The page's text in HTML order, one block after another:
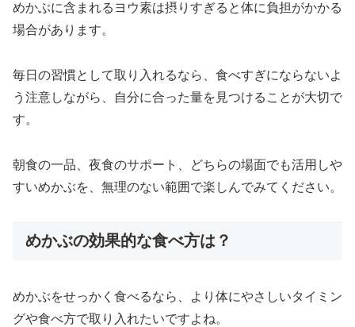
めかぶに含まれるヨウ素は摂りすぎると体に負担がかかる
場合があります。
毎日の習慣として取り入れるなら、食べすぎにならないよ
う注意しながら、自分に合った量を見つけることが大切で
す。
朝食の一品、夜食のサポート、どちらの場面でも活用しや
すいめかぶを、無理のない範囲で楽しんでみてください。
めかぶの効果的な食べ方は？
めかぶをせっかく食べるなら、より体にやさしいタイミン
グや食べ方で取り入れたいですよね。